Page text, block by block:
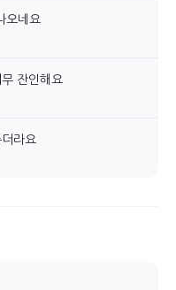
오네요
잔인해요
라요